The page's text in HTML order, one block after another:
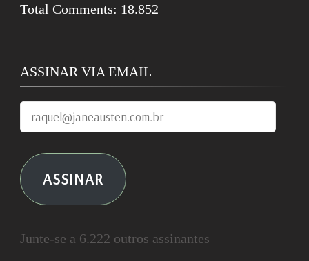
Total Comments: 18.852
ASSINAR VIA EMAIL
raquel@janeausten.com.br
ASSINAR
Junte-se a 6.222 outros assinantes